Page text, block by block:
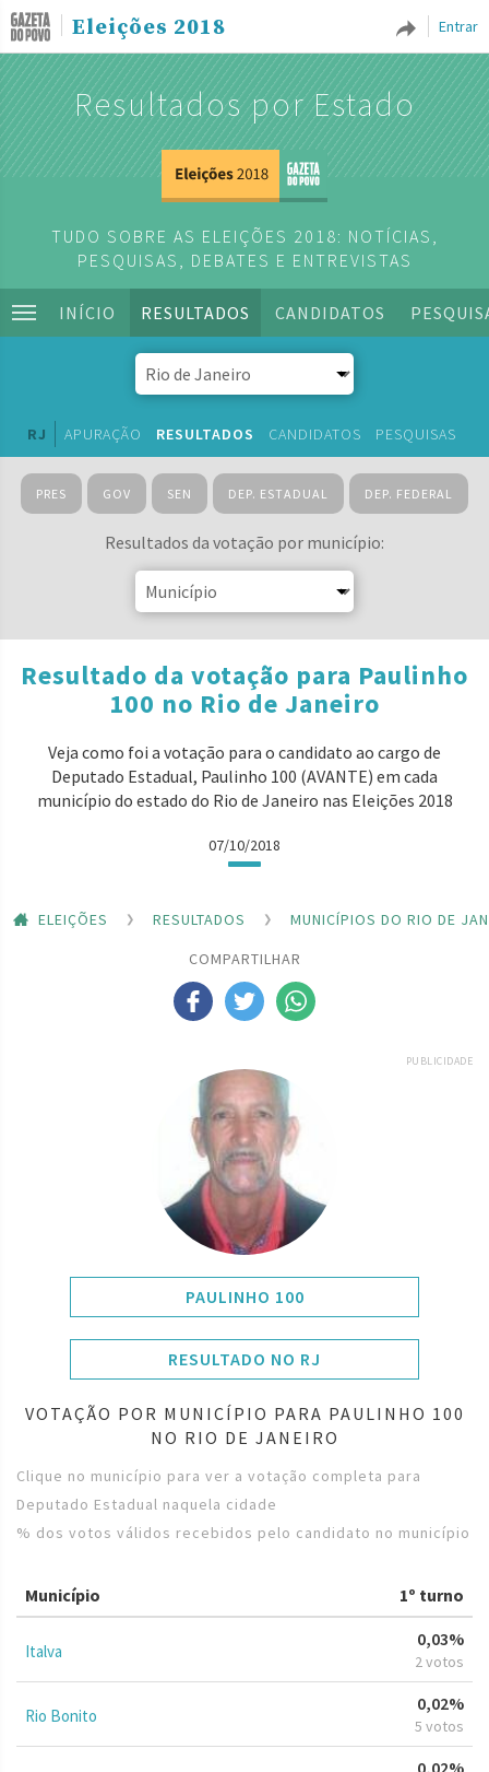
Entrar
Eleições 2018
Resultados por Estado
TUDO SOBRE AS ELEIÇÕES 2018: NOTÍCIAS,
PESQUISAS, DEBATES E ENTREVISTAS
INÍCIO RESULTADOS CANDIDATOS
RJ APURAÇÃO RESULTADOS CANDIDATOS PESQUISAS
PRES GOV SEN DEP. ESTADUAL DEP. FEDERAL
Resultados da votação por município:
Resultado da votação para Paulinho
100 no Rio de Janeiro
Veja como foi a votação para o candidato ao cargo de
Deputado Estadual, Paulinho 100 (AVANTE) em cada
município do estado do Rio de Janeiro nas Eleições 2018
07/10/2018
ELEIÇÕES RESULTADOS
MUNICÍPIOS DO RIO DE
COMPARTILHAR
PUBLICIDADE
PAULINHO 100
RESULTADO NO RJ
VOTAÇÃO POR MUNICÍPIO PARA PAULINHO 100
NO RIO DE JANEIRO
Clique no município para ver a votação completa para
Deputado Estadual naquela cidade
% dos votos válidos recebidos pelo candidato no município
Município 1º turno
Italva
0,03%
2 votos
Rio Bonito
0,02%
5 votos
0,02%